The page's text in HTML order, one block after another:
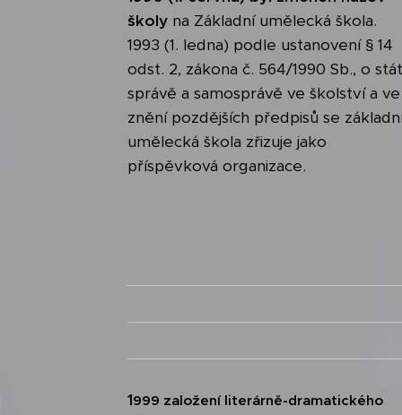
školy na Základní umělecká škola.
1993 (1. ledna) podle ustanovení § 14
odst. 2, zákona č. 564/1990 Sb., o
správě a samosprávě ve školství a ve
znění pozdějších předpisů se
umělecká škola zřizuje jako
příspěvková organizace.
1999 založení literárně-dramatického